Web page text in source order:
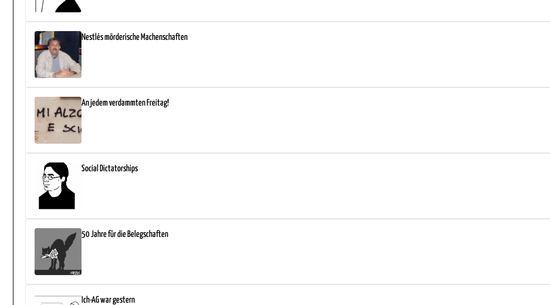
Nestlés mörderische Machenschaften
An jedem verdammten Freitag!
Social Dictatorships
50 Jahre für die Belegschaften
Ich-AG war gestern